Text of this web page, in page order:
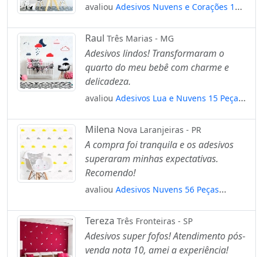
avaliou Adesivos Nuvens e Corações 164
Infantil Mod:379
Raul Três Marias - MG
Adesivos lindos! Transformaram o
quarto do meu bebê com charme e
delicadeza.
avaliou Adesivos Lua e Nuvens 15 Peças
Mod:234
Milena Nova Laranjeiras - PR
A compra foi tranquila e os adesivos
superaram minhas expectativas.
Recomendo!
avaliou Adesivos Nuvens 56 Peças
Mod:89
Tereza Três Fronteiras - SP
Adesivos super fofos! Atendimento pós-
venda nota 10, amei a experiência!